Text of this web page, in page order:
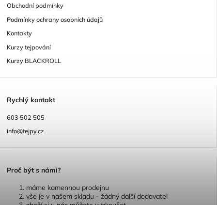
Obchodní podmínky
Podmínky ochrany osobních údajů
Kontakty
Kurzy tejpování
Kurzy BLACKROLL
Rychlý kontakt
603 502 505
info@tejpy.cz
Proč být s námi?
máme kamennou prodejnu
vše je v našem skladu - žádný další dodavatel